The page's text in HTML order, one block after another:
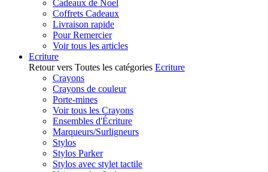
Cadeaux de Noel
Coffrets Cadeaux
Livraison rapide
Pour Remercier
Voir tous les articles
Ecriture
Retour vers Toutes les catégories Ecriture
Crayons
Crayons de couleur
Porte-mines
Voir tous les Crayons
Ensembles d'Écriture
Marqueurs/Surligneurs
Stylos
Stylos Parker
Stylos avec stylet tactile